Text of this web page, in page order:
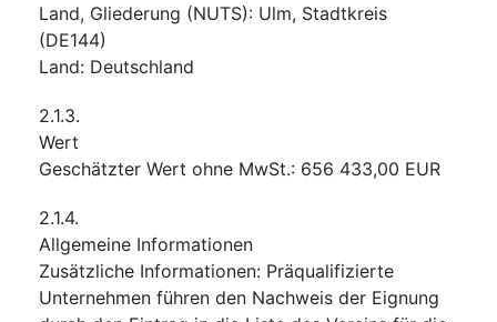
Land, Gliederung (NUTS): Ulm, Stadtkreis
(DE144)
Land: Deutschland
2.1.3.
Wert
Geschätzter Wert ohne MwSt.: 656 433,00 EUR
2.1.4.
Allgemeine Informationen
Zusätzliche Informationen: Präqualifizierte
Unternehmen führen den Nachweis der Eignung